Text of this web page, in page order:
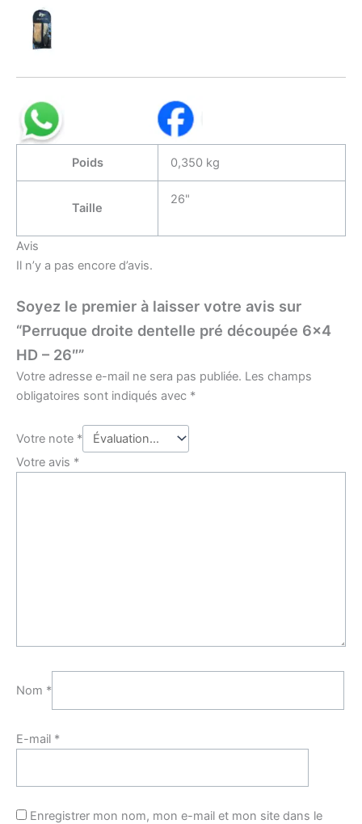
Poids 0,350 kg
Taille
26"
Avis
Il n’y a pas encore d’avis.
Soyez le premier à laisser votre avis sur
“Perruque droite dentelle pré découpée 6×4
HD – 26″”
Votre adresse e-mail ne sera pas publiée. Les champs
obligatoires sont indiqués avec *
Votre note *
Votre avis *
Nom *
E-mail *
Enregistrer mon nom, mon e-mail et mon site dans le